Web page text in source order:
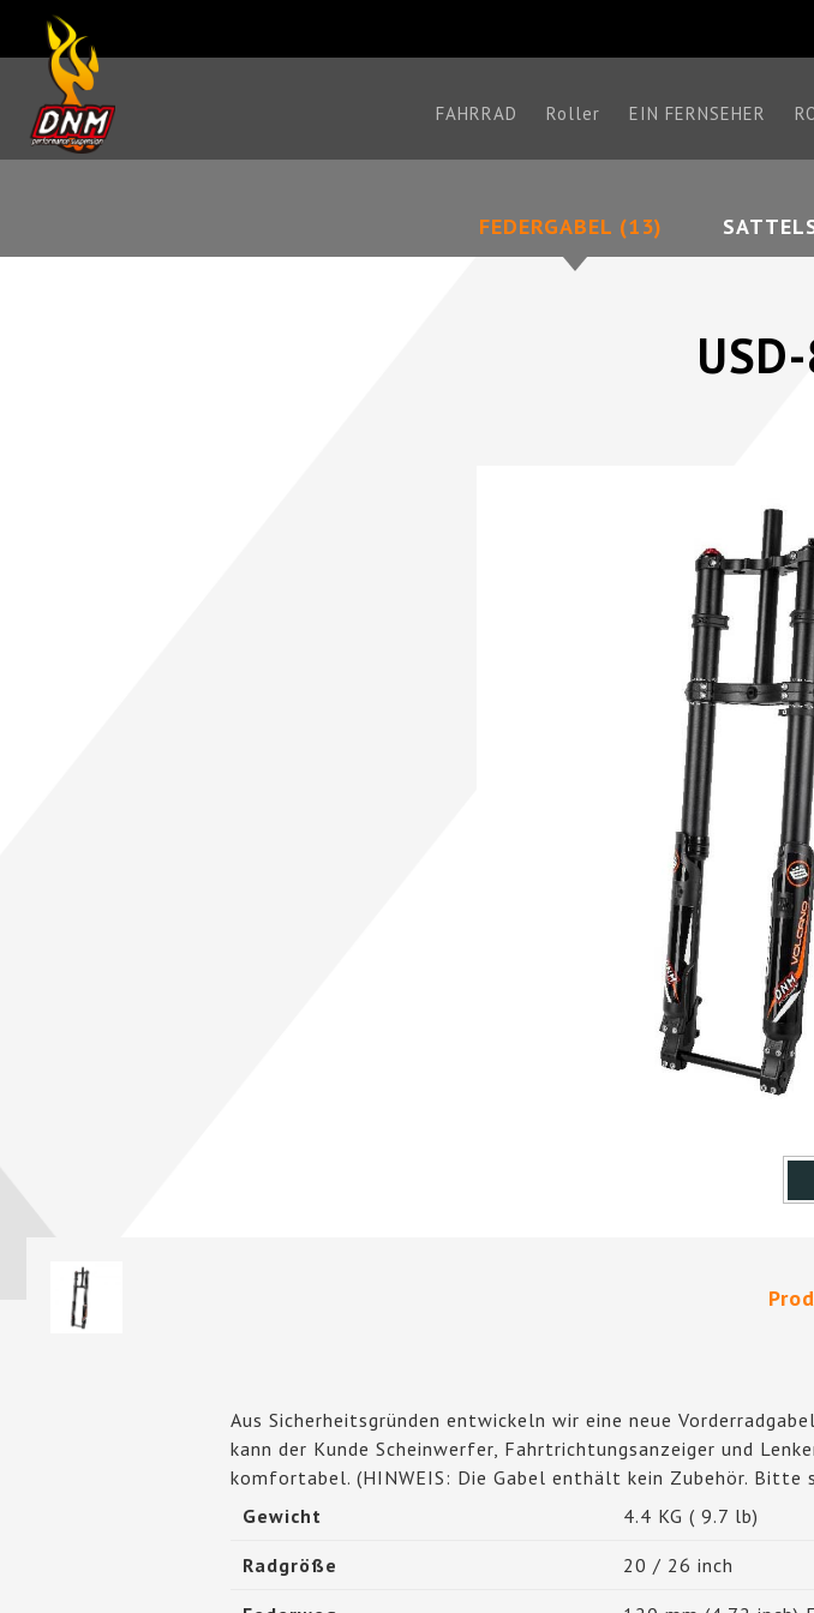
FAHRRAD Roller EIN FERNSEHER
FEDERGABEL (13)
Aus Sicherheitsgründen entwickeln wir eine neue
kann der Kunde Scheinwerfer, Fahrtrichtungsanzeiger und
komfortabel. (HINWEIS: Die Gabel enthält kein Zubehör. Bitte
Gewicht
4.4 KG ( 9.7 lb)
Radgröße 20 / 26 inch